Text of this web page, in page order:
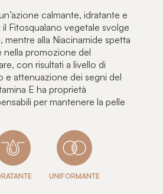
calmante, idratante e
Fitosqualano vegetale svolge
mentre alla Niacinamide spetta
nella promozione del
con risultati a livello di
e attenuazione dei segni del
E ha proprietà
per mantenere la pelle
UNIFORMANTE